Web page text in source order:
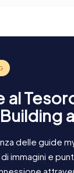
al
delle guide
di immagini e